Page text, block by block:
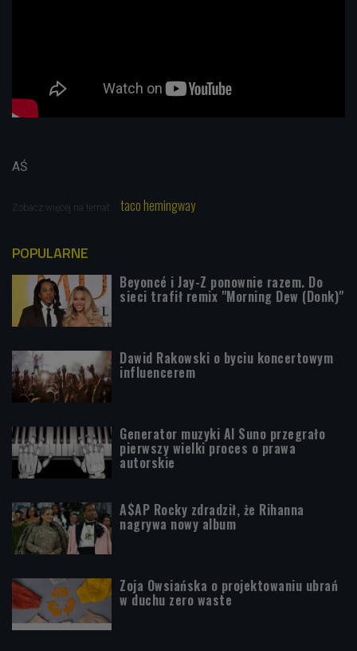
AŚ
Zobacz więcej na temat: taco hemingway
POPULARNE
Beyoncé i Jay-Z ponownie razem. Do
sieci trafił remix "Morning Dew (Donk)"
Dawid Rakowski o byciu koncertowym
influencerem
Generator muzyki AI Suno przegrało
pierwszy wielki proces o prawa
autorskie
A$AP Rocky zdradził, że Rihanna
nagrywa nowy album
Zoja Owsiańska o projektowaniu ubrań
w duchu zero waste